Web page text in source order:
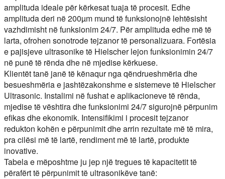
amplituda ideale për kërkesat tuaja të procesit. Edhe
amplituda deri në 200µm mund të funksionojnë lehtësisht
vazhdimisht në funksionim 24/7. Për amplituda edhe më të
larta, ofrohen sonotrode tejzanor të personalizuara. Fortësia
e pajisjeve ultrasonike të Hielscher lejon funksionimin 24/7
në punë të rënda dhe në mjedise kërkuese.
Klientët tanë janë të kënaqur nga qëndrueshmëria dhe
besueshmëria e jashtëzakonshme e sistemeve të Hielscher
Ultrasonic. Instalimi në fushat e aplikacioneve të rënda,
mjedise të vështira dhe funksionimi 24/7 sigurojnë përpunim
efikas dhe ekonomik. Intensifikimi i procesit tejzanor
redukton kohën e përpunimit dhe arrin rezultate më të mira,
pra cilësi më të lartë, rendiment më të lartë, produkte
inovative.
Tabela e mëposhtme ju jep një tregues të kapacitetit të
përafërt të përpunimit të ultrasonikëve tanë: